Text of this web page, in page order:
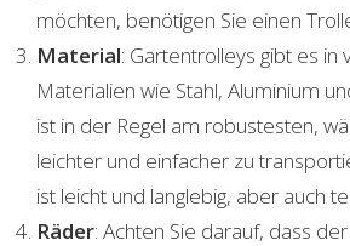
möchten, benötigen Sie einen
Material: Gartentrolleys gibt es in
Materialien wie Stahl, Aluminium
ist in der Regel am robustesten,
leichter und einfacher zu
ist leicht und langlebig, aber auch
Räder: Achten Sie darauf, dass